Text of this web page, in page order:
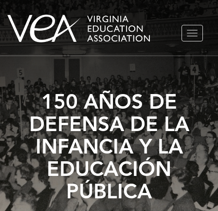
Ir
150 AÑOS DE
DEFENSA DE LA
INFANCIA Y LA
EDUCACIÓN
PÚBLICA